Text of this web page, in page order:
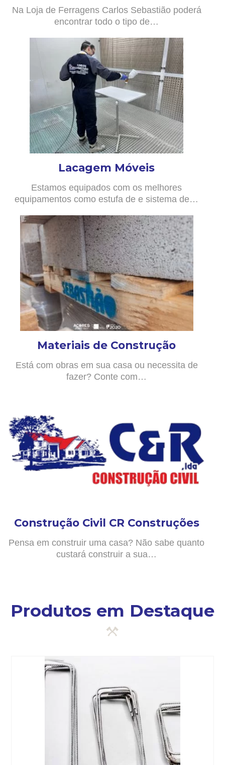
Na Loja de Ferragens Carlos Sebastião poderá
encontrar todo o tipo de…
Lacagem Móveis
Estamos equipados com os melhores
equipamentos como estufa de e sistema de…
Materiais de Construção
Está com obras em sua casa ou necessita de
fazer? Conte com…
Construção Civil CR Construções
Pensa em construir uma casa? Não sabe quanto
custará construir a sua…
Produtos em Destaque